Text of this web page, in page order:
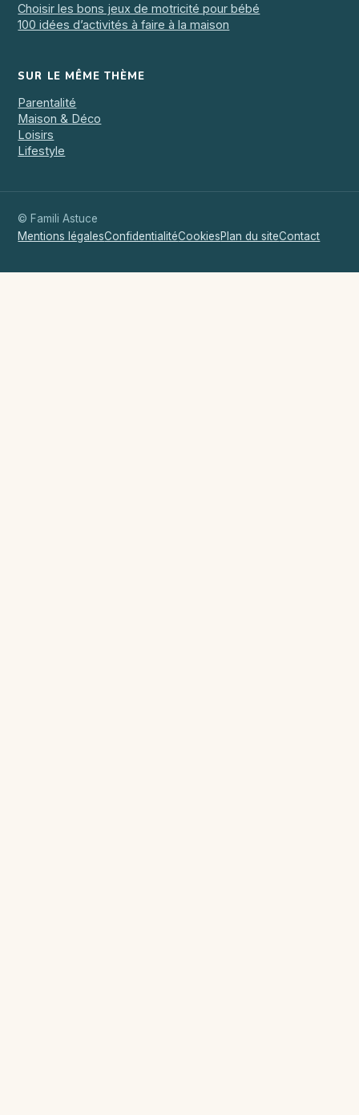
Choisir les bons jeux de motricité pour bébé
100 idées d’activités à faire à la maison
SUR LE MÊME THÈME
Parentalité
Maison & Déco
Loisirs
Lifestyle
© Famili Astuce
Mentions légalesConfidentialitéCookiesPlan du siteContact